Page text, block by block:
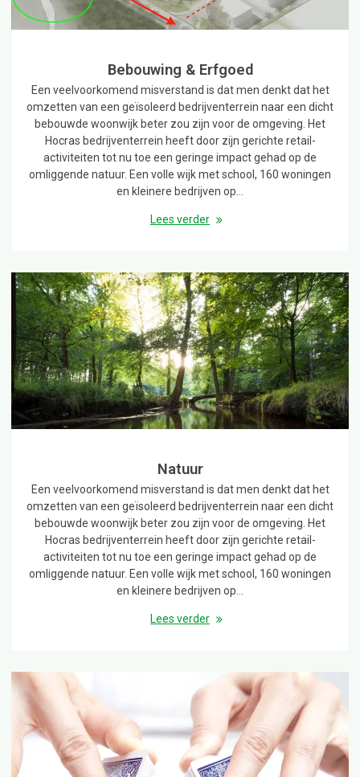
Bebouwing & Erfgoed
Een veelvoorkomend misverstand is dat men denkt dat het
omzetten van een geïsoleerd bedrijventerrein naar een dicht
bebouwde woonwijk beter zou zijn voor de omgeving. Het
Hocras bedrijventerrein heeft door zijn gerichte retail-
activiteiten tot nu toe een geringe impact gehad op de
omliggende natuur. Een volle wijk met school, 160 woningen
en kleinere bedrijven op…
Lees verder
Natuur
Een veelvoorkomend misverstand is dat men denkt dat het
omzetten van een geïsoleerd bedrijventerrein naar een dicht
bebouwde woonwijk beter zou zijn voor de omgeving. Het
Hocras bedrijventerrein heeft door zijn gerichte retail-
activiteiten tot nu toe een geringe impact gehad op de
omliggende natuur. Een volle wijk met school, 160 woningen
en kleinere bedrijven op…
Lees verder